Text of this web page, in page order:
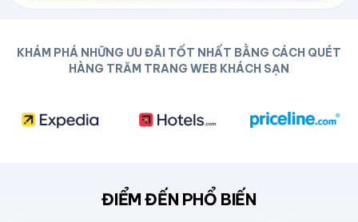
KHÁM PHÁ NHỮNG ƯU ĐÃI TỐT NHẤT BẰNG CÁCH QUÉT
HÀNG TRĂM TRANG WEB KHÁCH SẠN
ĐIỂM ĐẾN PHỔ BIẾN